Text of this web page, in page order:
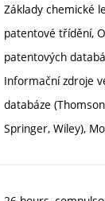
Základy chemické
patentové třídění,
patentových
Informační zdroje
databáze
Springer, Wiley),